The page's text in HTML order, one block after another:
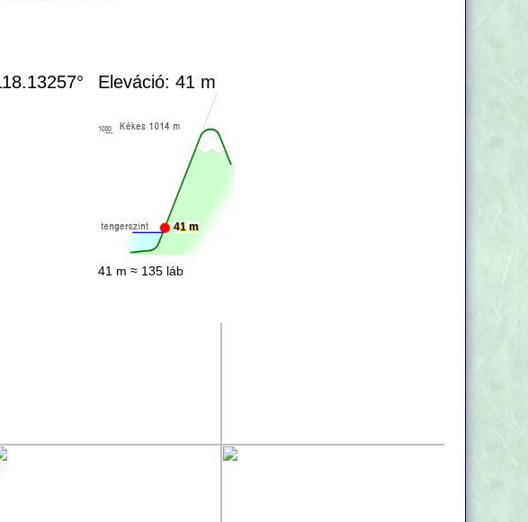
Eleváció: 41 m
41 m
41 m ≈ 135 láb